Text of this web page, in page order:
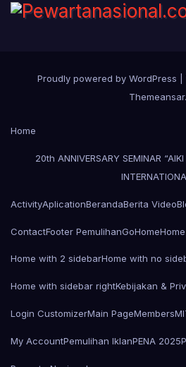
Proudly powered by WordPress
Themeansar.
Home
20th ANNIVERSARY SEMINAR
ActivityAplicationBerandaBerita Video
ContactFooter PemulihanGoHome
Home with 2 sidebarHome with no
Home with sidebar rightKebijakan &
Login CustomizerMain PageMembers
My AccountPemulihan IklanPENA 2025